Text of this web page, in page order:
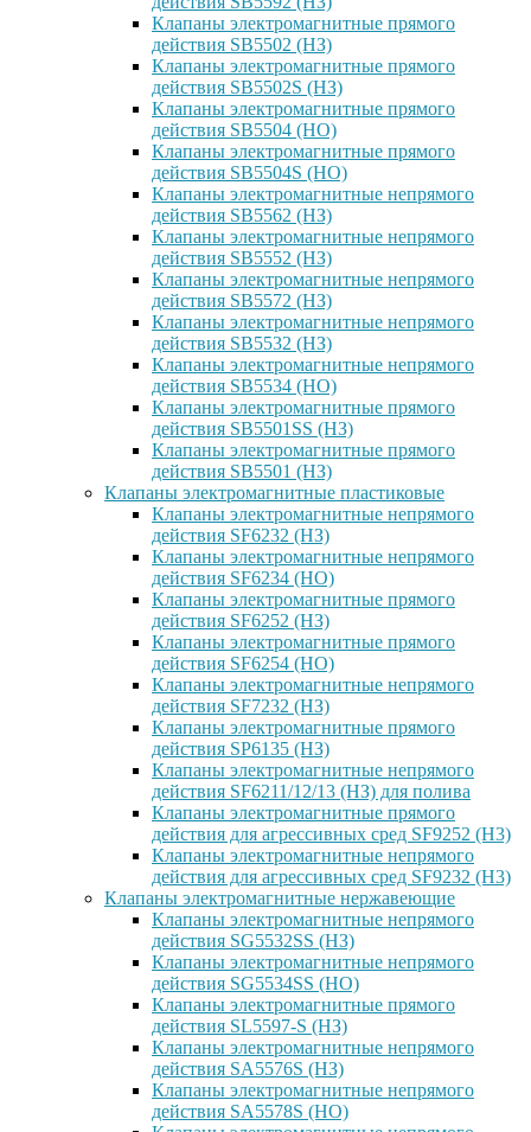
Клапаны электромагнитные прямого
действия SB5502 (НЗ)
Клапаны электромагнитные прямого
действия SB5502S (НЗ)
Клапаны электромагнитные прямого
действия SB5504 (НО)
Клапаны электромагнитные прямого
действия SB5504S (НО)
Клапаны электромагнитные непрямого
действия SB5562 (НЗ)
Клапаны электромагнитные непрямого
действия SB5552 (НЗ)
Клапаны электромагнитные непрямого
действия SB5572 (НЗ)
Клапаны электромагнитные непрямого
действия SB5532 (НЗ)
Клапаны электромагнитные непрямого
действия SB5534 (НО)
Клапаны электромагнитные прямого
действия SB5501SS (НЗ)
Клапаны электромагнитные прямого
действия SB5501 (НЗ)
Клапаны электромагнитные пластиковые
Клапаны электромагнитные непрямого
действия SF6232 (НЗ)
Клапаны электромагнитные непрямого
действия SF6234 (НО)
Клапаны электромагнитные прямого
действия SF6252 (НЗ)
Клапаны электромагнитные прямого
действия SF6254 (НО)
Клапаны электромагнитные непрямого
действия SF7232 (НЗ)
Клапаны электромагнитные прямого
действия SP6135 (НЗ)
Клапаны электромагнитные непрямого
действия SF6211/12/13 (НЗ) для полива
Клапаны электромагнитные прямого
действия для агрессивных сред SF9252 (H3)
Клапаны электромагнитные непрямого
действия для агрессивных сред SF9232 (H3)
Клапаны электромагнитные нержавеющие
Клапаны электромагнитные непрямого
действия SG5532SS (НЗ)
Клапаны электромагнитные непрямого
действия SG5534SS (НО)
Клапаны электромагнитные прямого
действия SL5597-S (НЗ)
Клапаны электромагнитные непрямого
действия SA5576S (НЗ)
Клапаны электромагнитные непрямого
действия SA5578S (НО)